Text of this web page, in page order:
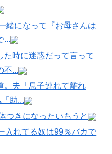
緒になって『お母さんは
...
た時に迷惑だって言って
不...
。夫「息子連れて離れ
助...
つきになったいもうと
入れてる奴は99％バカで